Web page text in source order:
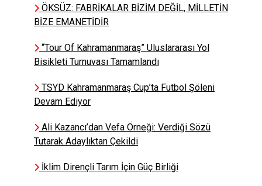
Er Meydanına Yakışan, Birlik ve
Beraberliktir
RAMAZAN KINALI
KURTULUN
ADEM KENGER
ALLAH'IN DEĞİRMENİ ÇOK
AĞIR DÖNER AMMA...!!!
ÖKSÜZ: FABRİKALAR BİZİM DEĞİL, MİLLETİN
BİZE EMANETİDİR
“Tour Of Kahramanmaraş” Uluslararası Yol
Bisikleti Turnuvası Tamamlandı
TSYD Kahramanmaraş Cup’ta Futbol Şöleni
Devam Ediyor
Ali Kazancı’dan Vefa Örneği: Verdiği Sözü
Tutarak Adaylıktan Çekildi
İklim Dirençli Tarım İçin Güç Birliği